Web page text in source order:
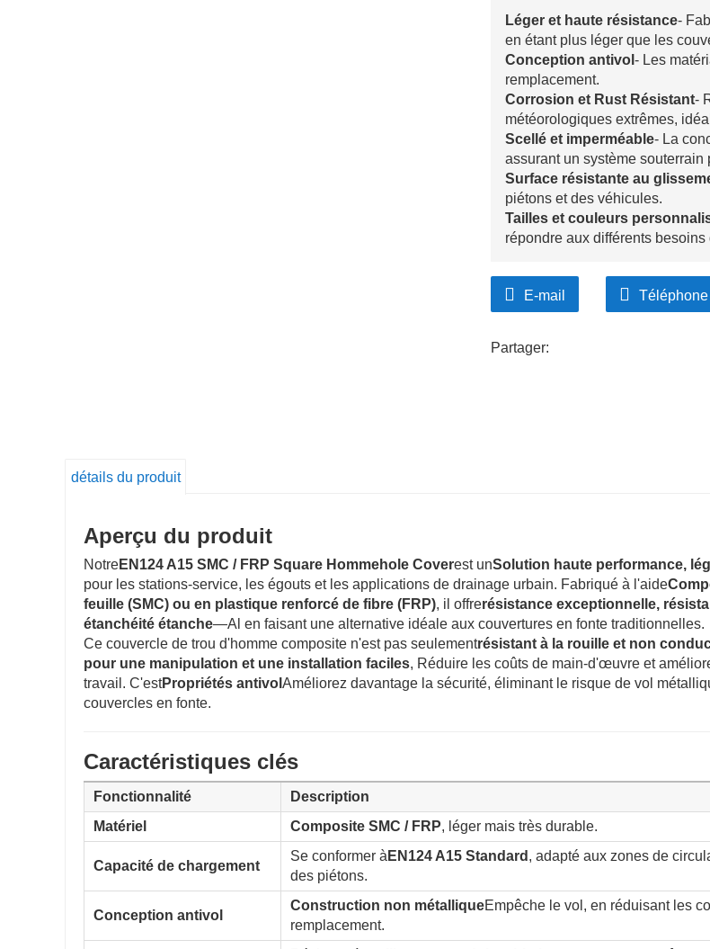
Léger et haute résistance-
en étant plus léger que les
Conception antivol - Les
remplacement.
Corrosion et Rust Résistant-
météorologiques extrêmes,
Scellé et imperméable- La
assurant un système souterrain
Surface résistante au
piétons et des véhicules.
Tailles et couleurs
répondre aux différents besoins
E-mail Téléphone
Partager:
détails du produit
Aperçu du produit
NotreEN124 A15 SMC / FRP Square Hommehole Coverest unSolution haute performance,
pour les stations-service, les égouts et les applications de drainage urbain. Fabriqué à l'aide
feuille (SMC) ou en plastique renforcé de fibre (FRP), il offrerésistance exceptionnelle,
étanchéité étanche—Al en faisant une alternative idéale aux couvertures en fonte traditionnelles.
Ce couvercle de trou d'homme composite n'est pas seulementrésistant à la rouille et non
pour une manipulation et une installation faciles, Réduire les coûts de main-d'œuvre et
travail. C'estPropriétés antivol Améliorez davantage la sécurité, éliminant le risque de vol
couvercles en fonte.
Caractéristiques clés
Fonctionnalité
Description
Matériel
Composite SMC / FRP, léger mais très durable.
Capacité de chargement
Se conformer à EN124 A15 Standard , adapté aux zones de
des piétons.
Conception antivol
Construction non métalliqueEmpêche le vol, en réduisant les
remplacement.